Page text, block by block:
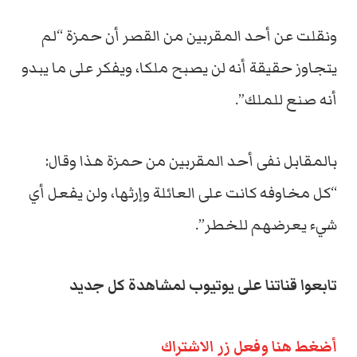
ونقلت عن أحد المقربين من القصر أن حمزة “لم
يتجاوز حقيقة أنه لن يصبح ملكا، ويفكر على ما يبدو
أنه صنع للملك”.
بالمقابل نفى أحد المقربين من حمزة هذا وقال:
“كل مخاوفه كانت على العائلة وإرثها، ولن يفعل أي
شيء يعرضهم للخطر”.
تابعوا قناتنا على يوتيوب لمشاهدة كل جديد
أضغط هنا وفعل زر الاشتراك